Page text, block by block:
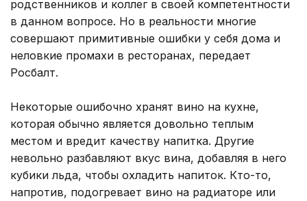
родственников и коллег в своей компетентности
в данном вопросе. Но в реальности многие
совершают примитивные ошибки у себя дома и
неловкие промахи в ресторанах, передает
Росбалт.
Некоторые ошибочно хранят вино на кухне,
которая обычно является довольно теплым
местом и вредит качеству напитка. Другие
невольно разбавляют вкус вина, добавляя в него
кубики льда, чтобы охладить напиток. Кто-то,
напротив, подогревает вино на радиаторе или